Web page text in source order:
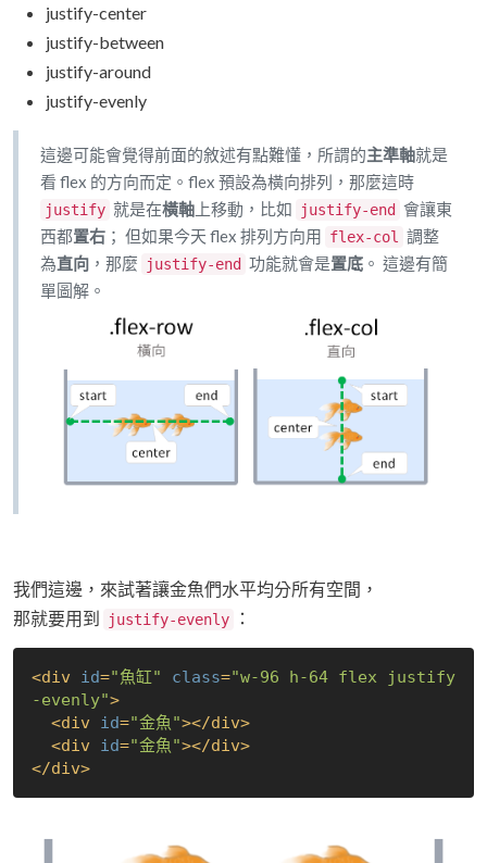
justify-center
justify-between
justify-around
justify-evenly
這邊可能會覺得前面的敘述有點難懂，所謂的主準軸就是
看 flex 的方向而定。flex 預設為橫向排列，那麼這時
justify 就是在橫軸 上移動，比如 justify-end 會讓東
西都置右 ； 但如果今天 flex 排列方向用 flex-col
調整
為直向 ，那麼 justify-end 功能就會是置底 。 這邊有簡
單圖解。
我們這邊，來試著讓金魚們水平均分所有空間，
那就要用到
justify-evenly ：
<div id="魚缸" class="w-96 h-64 flex justify
-evenly">
<div id="金魚"></div>
<div id="金魚"></div>
</div>